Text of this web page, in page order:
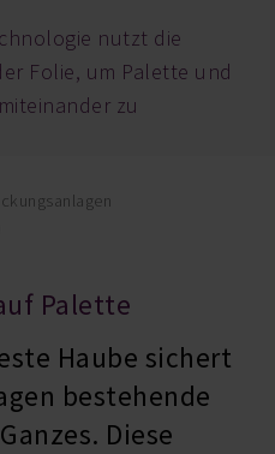
nutzt die
Folie, um Palette und
zu
Palette
Haube sichert
bestehende
Diese